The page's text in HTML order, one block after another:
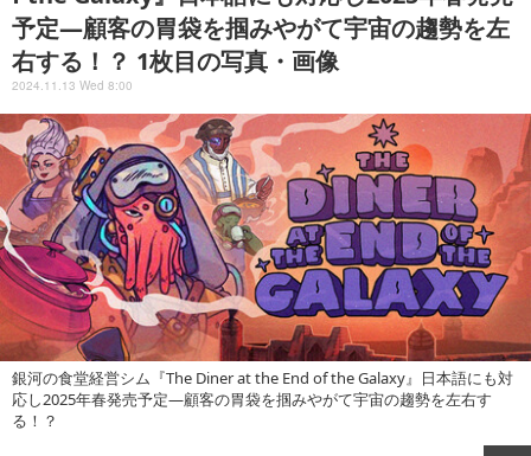
予定―顧客の胃袋を掴みやがて宇宙の趨勢を左
右する！？ 1枚目の写真・画像
2024.11.13 Wed 8:00
銀河の食堂経営シム『The Diner at the End of the Galaxy』日本語にも対
応し2025年春発売予定―顧客の胃袋を掴みやがて宇宙の趨勢を左右す
る！？